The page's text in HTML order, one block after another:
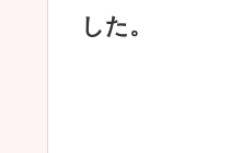
した。